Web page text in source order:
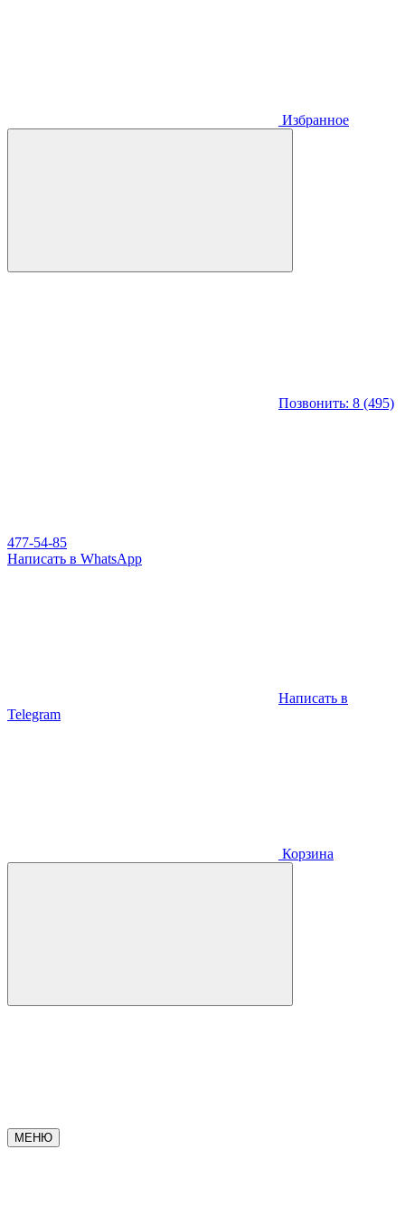
Избранное
Позвонить: 8 (495)
477-54-85
Написать в WhatsApp
Написать в
Telegram
Корзина
МЕНЮ